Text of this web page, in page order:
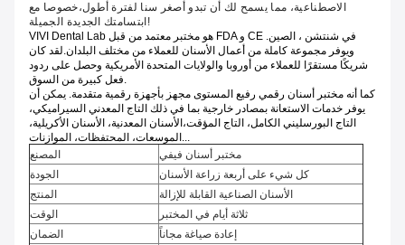
الاصطناعية، مما يسمح لك أن تبدو أصغر سنا لفترة أطول،خصوصا مع
ابتسامتك الجديدة الجميلة!
VIVI Dental Lab هو مختبر معتمد من قبل FDA و CE في شنتشن ، الصين.
ويوفر مجموعة كاملة من أعمال الأسنان للعملاء من مختلف البلدان.لقد كان
شريكًا مستقرًا للعملاء من أوروبا والولايات المتحدة الأمريكية وحصل على ردود
فعل كبيرة من السوق.
كما أنه مختبر أسنان رقمي رفيع المستوى مجهز بأجهزة رقمية متقدمة. يمكن أن
يوفر خدمات الاستعانة بمصادر خارجية بما في ذلك التاج المعدني السيراميكي،
التاج البورسليني الكامل، التاج المؤقت،الأسنان المعدنية، الأسنان الأكريلية،
الموسعات، المحتفظات، الموازنات...
المصنع
مختبر أسنان فيفي
الجودة
كل شيء على أربعة زراعة الأسنان
المنتج
الأسنان الصناعية القابلة للإزالة
الوقت
ثلاثة أيام في المختبر
الضمان
إعادة صياغة مجاناً